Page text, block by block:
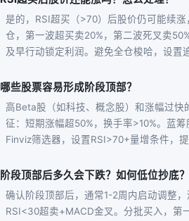
是的，RSI超买（>70）后股价仍可能续
仓，第一波超买卖20%，第二波死叉卖
及早行动锁定利润。避免全仓梭哈，设置
哪些股票容易形成阶段顶部？
高Beta股（如科技、概念股）和涨幅过
征：短期涨幅超50%，换手率>10%。蓝
Finviz筛选器，设置RSI>70+量增条件，提
阶段顶部后多久会下跌？如何低位抄底？
确认阶段顶部后，通常1-2周内启动调整
RSI<30超卖+MACD金叉。分批买入，第